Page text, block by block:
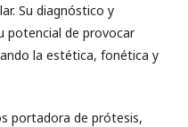
Su diagnóstico y
potencial de provocar
la estética, fonética y
portadora de prótesis,